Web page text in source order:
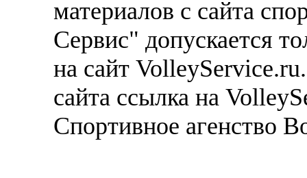
материалов с сайта
Сервис" допускается
на сайт
сайта ссылка на
Спортивное агенство